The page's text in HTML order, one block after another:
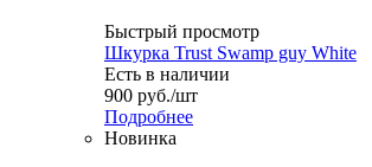
Быстрый просмотр
Шкурка Trust Swamp guy White
Есть в наличии
900 руб./шт
Подробнее
Новинка